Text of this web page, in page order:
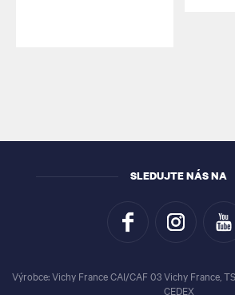
SLEDUJTE NÁS NA
Výrobce: Vichy France CAI/CAF 03 Vichy France,
CEDEX